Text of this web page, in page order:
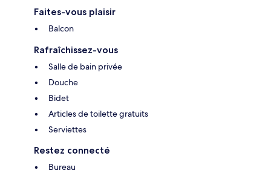
Faites-vous plaisir
Balcon
Rafraîchissez-vous
Salle de bain privée
Douche
Bidet
Articles de toilette gratuits
Serviettes
Restez connecté
Bureau